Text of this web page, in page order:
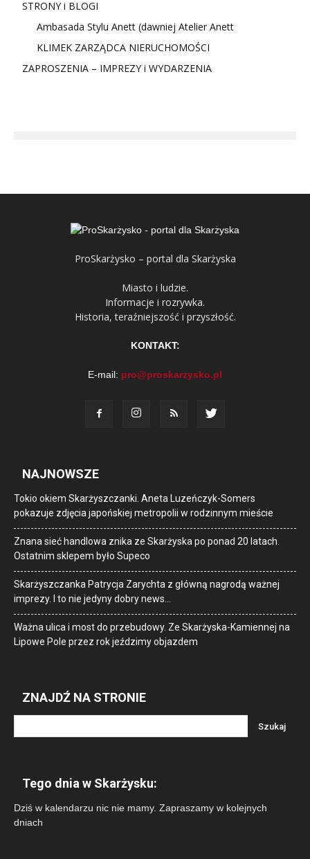
STRONY i BLOGI
Ambasada Stylu Anett (dawniej Atelier Anett
KLIMEK ZARZĄDCA NIERUCHOMOŚCI
ZAPROSZENIA – IMPREZY i WYDARZENIA
ProSkarżysko – portal dla Skarżyska
Miasto i ludzie.
Informacje i rozrywka.
Historia, teraźniejszość i przyszłość.
KONTAKT:
E-mail: pro@proskarzysko.pl
NAJNOWSZE
Tokio okiem Skarżyszczanki. Aneta Luzeńczyk-Somers
pokazuje zdjęcia japońskiej metropolii w rodzinnym mieście
Znana sieć handlowa znika ze Skarżyska po ponad 20 latach.
Ostatnim sklepem było Supeco
Skarżyszczanka Patrycja Zarychta z główną nagrodą ważnej
imprezy. I to nie jedyny dobry news…
Ważna ulica i most do przebudowy. Ze Skarżyska-Kamiennej na
Lipowe Pole przez rok jeździmy objazdem
ZNAJDŹ NA STRONIE
Tego dnia w Skarżysku:
Dziś w kalendarzu nic nie mamy. Zapraszamy w kolejnych
dniach